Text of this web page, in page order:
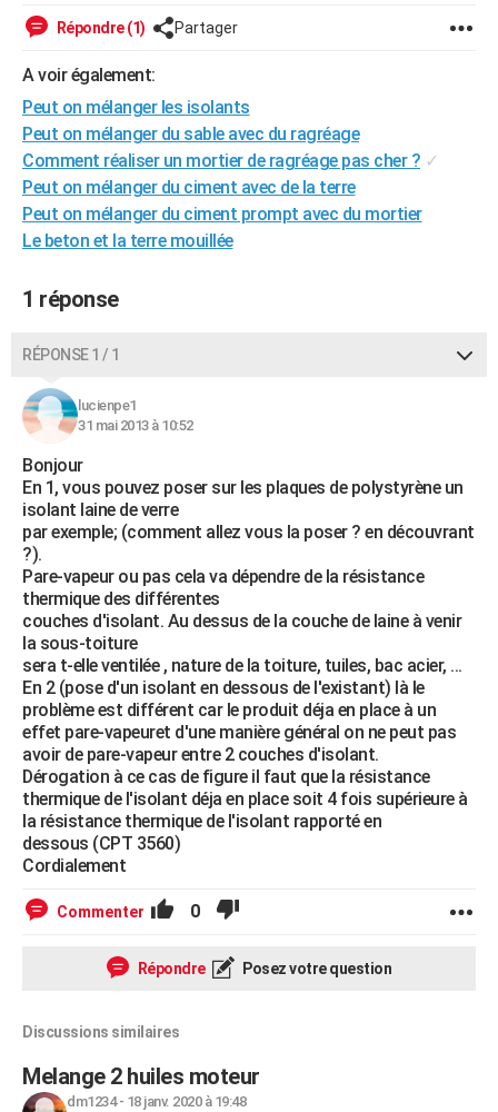
Répondre (1) Partager
A voir également:
Peut on mélanger les isolants
Peut on mélanger du sable avec du ragréage
Comment réaliser un mortier de ragréage pas cher ? ✓
Peut on mélanger du ciment avec de la terre
Peut on mélanger du ciment prompt avec du mortier
Le beton et la terre mouillée
1 réponse
RÉPONSE 1 / 1
lucienpe1
31 mai 2013 à 10:52
Bonjour
En 1, vous pouvez poser sur les plaques de polystyrène un
isolant laine de verre
par exemple; (comment allez vous la poser ? en découvrant
?).
Pare-vapeur ou pas cela va dépendre de la résistance
thermique des différentes
couches d'isolant. Au dessus de la couche de laine à venir
la sous-toiture
sera t-elle ventilée , nature de la toiture, tuiles, bac acier, ...
En 2 (pose d'un isolant en dessous de l'existant) là le
problème est différent car le produit déja en place à un
effet pare-vapeuret d'une manière général on ne peut pas
avoir de pare-vapeur entre 2 couches d'isolant.
Dérogation à ce cas de figure il faut que la résistance
thermique de l'isolant déja en place soit 4 fois supérieure à
la résistance thermique de l'isolant rapporté en
dessous (CPT 3560)
Cordialement
Commenter 0
Répondre Posez votre question
Discussions similaires
Melange 2 huiles moteur
dm1234- 18 janv. 2020 à 19:48